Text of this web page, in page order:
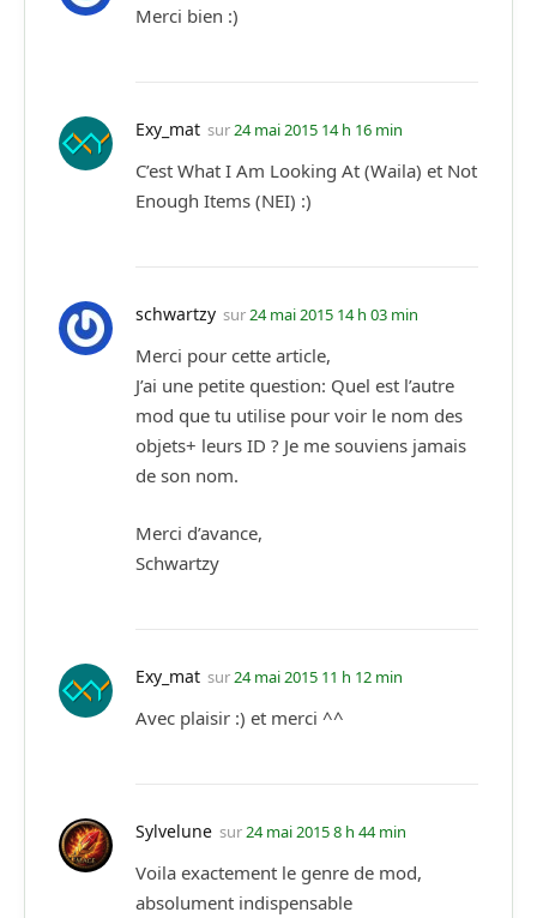
Merci bien :)
Exy_mat sur24 mai 2015 14 h 16 min
C’est What I Am Looking At (Waila) et Not
Enough Items (NEI) :)
schwartzy sur24 mai 2015 14 h 03 min
Merci pour cette article,
J’ai une petite question: Quel est l’autre
mod que tu utilise pour voir le nom des
objets+ leurs ID ? Je me souviens jamais
de son nom.
Merci d’avance,
Schwartzy
Exy_mat sur 24 mai 2015 11 h 12 min
Avec plaisir :) et merci ^^
Sylvelune sur 24 mai 2015 8 h 44 min
Voila exactement le genre de mod,
absolument indispensable